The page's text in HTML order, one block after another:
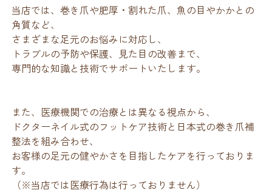
当店では、巻き爪や肥厚・割れた爪、魚の目やかかとの
角質など、
さまざまな足元のお悩みに対応し、
トラブルの予防や保護、見た目の改善まで、
専門的な知識と技術でサポートいたします。
また、医療機関での治療とは異なる視点から、
ドクターネイル式のフットケア技術と日本式の巻き爪補
整法を組み合わせ、
お客様の足元の健やかさを目指したケアを行っておりま
す。
（※当店では医療行為は行っておりません）